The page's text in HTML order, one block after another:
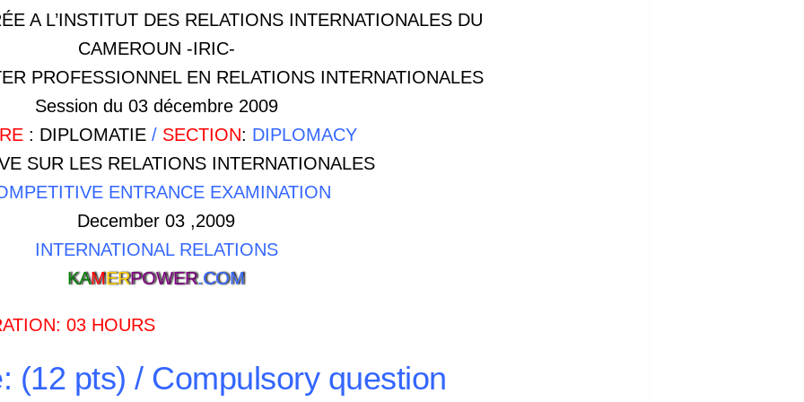
A L’INSTITUT DES RELATIONS INTERNATIONALES DU
CAMEROUN -IRIC-
PROFESSIONNEL EN RELATIONS INTERNATIONALES
Session du 03 décembre 2009
: DIPLOMATIE / SECTION: DIPLOMACY
SUR LES RELATIONS INTERNATIONALES
ENTRANCE EXAMINATION
December 03 ,2009
INTERNATIONAL RELATIONS
KAMERPOWER.COM
03 HOURS
(12 pts) / Compulsory question